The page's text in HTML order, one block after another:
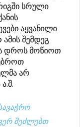
სრული
აყვანილი
შემდეგ
დროს მოწიოთ
არ
შეძლებთ